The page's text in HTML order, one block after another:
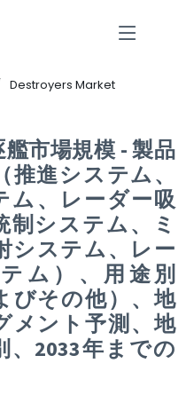
Destroyers Market
市場規模 - 製品
推進システム、
ム、レーダー吸
制システム、ミ
システム、レー
ム）、用途別
びその他）、地
メント予測、地
、2033年までの